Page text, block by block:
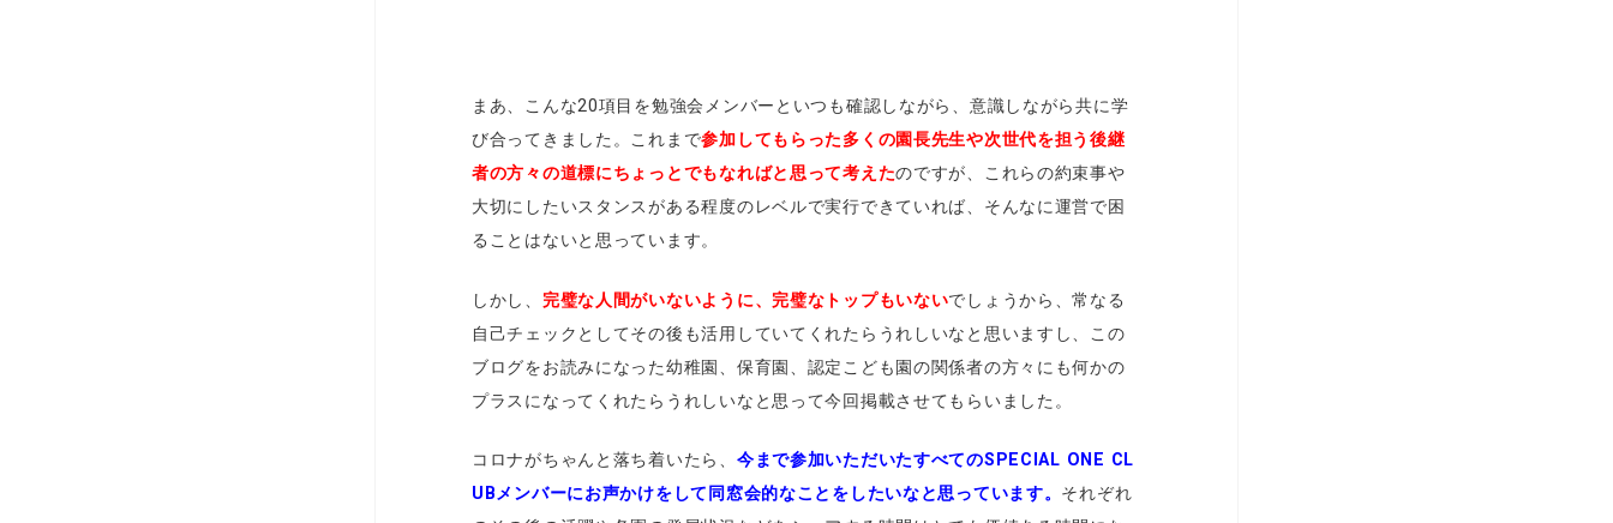
まあ、こんな20項目を勉強会メンバーといつも確認しながら、意識しながら共に学
び合ってきました。これまで参加してもらった多くの園長先生や次世代を担う後継
者の方々の道標にちょっとでもなればと思って考えたのですが、これらの約束事や
大切にしたいスタンスがある程度のレベルで実行できていれば、そんなに運営で困
ることはないと思っています。
しかし、 完璧な人間がいないように、完璧なトップもいないでしょうから、常なる
自己チェックとしてその後も活用していてくれたらうれしいなと思いますし、この
ブログをお読みになった幼稚園、保育園、認定こども園の関係者の方々にも何かの
プラスになってくれたらうれしいなと思って今回掲載させてもらいました。
コロナがちゃんと落ち着いたら、 今まで参加いただいたすべてのSPECIAL ONE CL
UBメンバーにお声かけをして同窓会的なことをしたいなと思っています。 それぞれ